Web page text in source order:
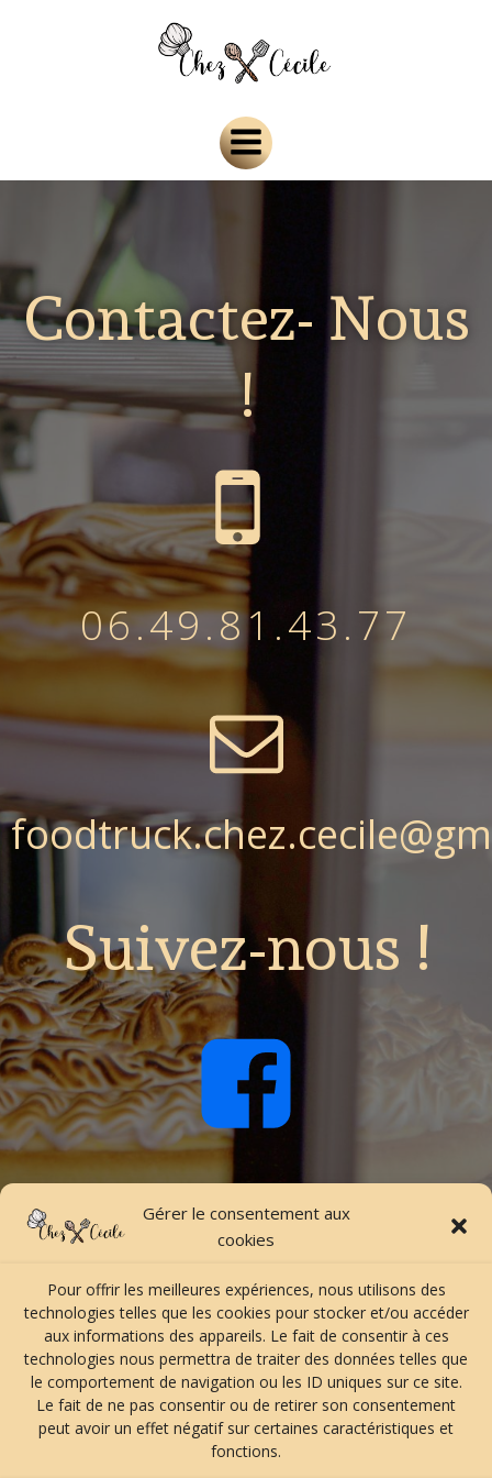
Gérer le consentement aux
cookies
Pour offrir les meilleures expériences, nous utilisons des
technologies telles que les cookies pour stocker et/ou accéder
aux informations des appareils. Le fait de consentir à ces
technologies nous permettra de traiter des données telles que
le comportement de navigation ou les ID uniques sur ce site.
Le fait de ne pas consentir ou de retirer son consentement
peut avoir un effet négatif sur certaines caractéristiques et
fonctions.
au
contenu
Contactez- Nous
!
06.49.81.43.77
Suivez-nous !